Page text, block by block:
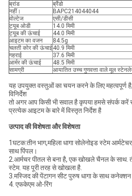
ब्रांड
ब्रैंडो
नहीं।
BAPC214044044
वोल्टेज
एसी/डीसी
ट्यूब ओडी
14.0 मिमी
ट्यूब की ऊंचाई
44.0 मिमी
आइटम का वजन
84.5g
चलती कोर की ऊंचाई40.9 मिमी
गहराई
37.6 मिमी
आर्मर की ऊंचाई
48.5 मिमी
सामग्री
आयातित उच्च गुणवत्ता वाले मूल
यह उपयुक्त वस्तुओं का चयन करने के लिए महत्वपूर्ण है,
विनिर्देश
तो अगर आप किसी भी सवाल है कृपया हमसे संपर्क करें
प्रत्येक आइटम के बारे में विस्तृत निर्देश है
उत्पाद की विशेषता और विशेषता
1घटक:तीन भाग,महिला धागा सोलेनोइड स्टेम
साथ पिंपल।
2.आर्मचर पीतल से बना है, एक खोखले चैनल के साथ.
स्टेम. यह पूरी तरह से खोखला है.
3.मस्जिद की पेंटागन सीट पुरुष धागा के साथ
4. एफकेएम ओ-रिंग